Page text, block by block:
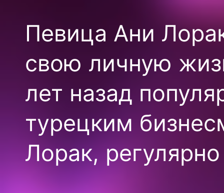
Певица Ани
свою личную
лет назад
турецким
Лорак,